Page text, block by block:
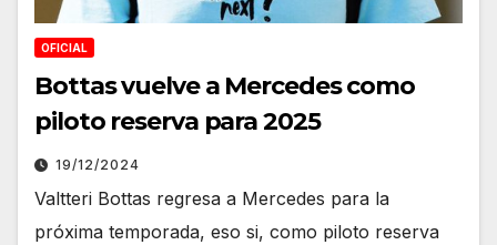
OFICIAL
Bottas vuelve a Mercedes como
piloto reserva para 2025
19/12/2024
Valtteri Bottas regresa a Mercedes para la
próxima temporada, eso si, como piloto reserva